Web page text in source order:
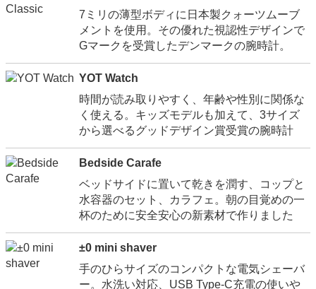
7ミリの薄型ボディに日本製クォーツムーブ
メントを使用。その優れた視認性デザインで
Gマークを受賞したデンマークの腕時計。
YOT Watch
時間が読み取りやすく、年齢や性別に関係な
く使える。キッズモデルも加えて、3サイズ
から選べるグッドデザイン賞受賞の腕時計
Bedside Carafe
ベッドサイドに置いて乾きを潤す、コップと
水容器のセット、カラフェ。朝の目覚めの一
杯のために安全安心の新素材で作りました
±0 mini shaver
手のひらサイズのコンパクトな電気シェーバ
ー。水洗い対応、USB Type-C充電の使いや